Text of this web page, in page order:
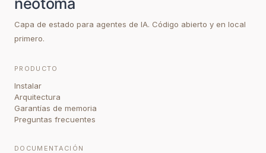
Capa de estado para agentes de IA. Código abierto y en local
primero.
PRODUCTO
Instalar
Arquitectura
Garantías de memoria
Preguntas frecuentes
DOCUMENTACIÓN